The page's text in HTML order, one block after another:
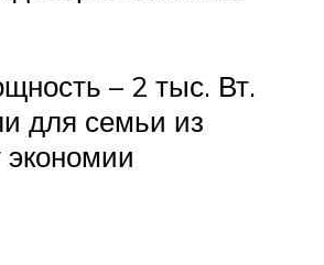
– 2 тыс. Вт.
для семьи из